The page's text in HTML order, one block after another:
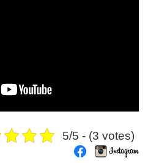
5/5 - (3 votes)